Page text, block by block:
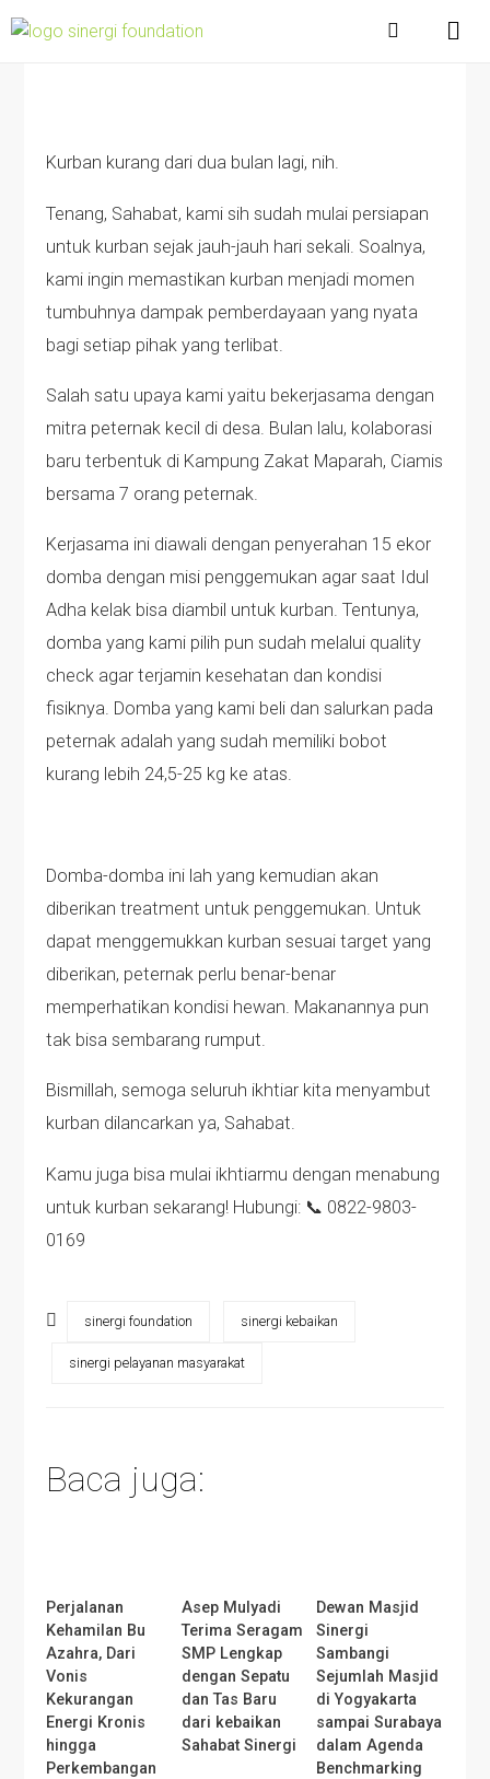
Kurban kurang dari dua bulan lagi, nih.
Tenang, Sahabat, kami sih sudah mulai persiapan
untuk kurban sejak jauh-jauh hari sekali. Soalnya,
kami ingin memastikan kurban menjadi momen
tumbuhnya dampak pemberdayaan yang nyata
bagi setiap pihak yang terlibat.
Salah satu upaya kami yaitu bekerjasama dengan
mitra peternak kecil di desa. Bulan lalu, kolaborasi
baru terbentuk di Kampung Zakat Maparah, Ciamis
bersama 7 orang peternak.
Kerjasama ini diawali dengan penyerahan 15 ekor
domba dengan misi penggemukan agar saat Idul
Adha kelak bisa diambil untuk kurban. Tentunya,
domba yang kami pilih pun sudah melalui quality
check agar terjamin kesehatan dan kondisi
fisiknya. Domba yang kami beli dan salurkan pada
peternak adalah yang sudah memiliki bobot
kurang lebih 24,5-25 kg ke atas.
Domba-domba ini lah yang kemudian akan
diberikan treatment untuk penggemukan. Untuk
dapat menggemukkan kurban sesuai target yang
diberikan, peternak perlu benar-benar
memperhatikan kondisi hewan. Makanannya pun
tak bisa sembarang rumput.
Bismillah, semoga seluruh ikhtiar kita menyambut
kurban dilancarkan ya, Sahabat.
Kamu juga bisa mulai ikhtiarmu dengan menabung
untuk kurban sekarang! Hubungi: 📞 0822-9803-
0169
sinergi foundation sinergi kebaikan
sinergi pelayanan masyarakat
Baca juga:
Perjalanan
Kehamilan Bu
Azahra, Dari
Vonis
Kekurangan
Energi Kronis
hingga
Perkembangan
Asep Mulyadi
Terima Seragam
SMP Lengkap
dengan Sepatu
dan Tas Baru
dari kebaikan
Sahabat Sinergi
Dewan Masjid
Sinergi
Sambangi
Sejumlah Masjid
di Yogyakarta
sampai Surabaya
dalam Agenda
Benchmarking